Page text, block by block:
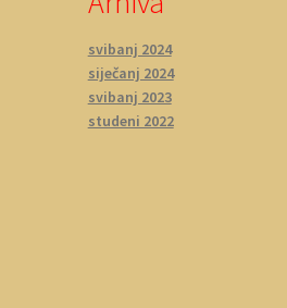
svibanj 2024
siječanj 2024
svibanj 2023
studeni 2022